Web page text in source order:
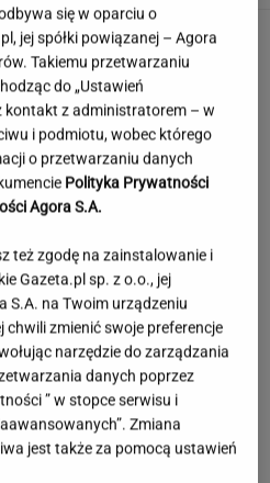
Centralny miażdży pomysł
i Glapińskiego
się w oparciu o
jej spółki powiązanej – Agora
Takiemu przetwarzaniu
do „Ustawień
kontakt z administratorem – w
i podmiotu, wobec którego
o przetwarzaniu danych
Polityka Prywatności
Agora S.A.
też zgodę na zainstalowanie i
Gazeta.pl sp. z o.o., jej
S.A. na Twoim urządzeniu
chwili zmienić swoje preferencje
narzędzie do zarządzania
danych poprzez
” w stopce serwisu i
Zmiana
jest także za pomocą ustawień